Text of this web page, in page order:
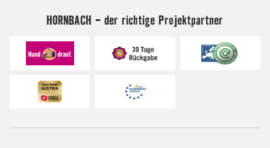
HORNBACH - der richtige Projektpartner